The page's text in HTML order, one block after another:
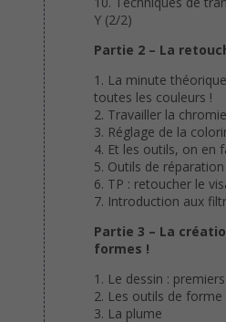
Y (2/2)
Partie 2 – La
1. La minute
toutes les couleurs !
2. Travailler la chromie
3. Réglage de la
4. Et les outils, on en
5. Outils de réparation
6. TP : retoucher le
7. Introduction aux
Partie 3 – La
formes !
1. Le dessin :
2. Les outils de forme
3. La plume